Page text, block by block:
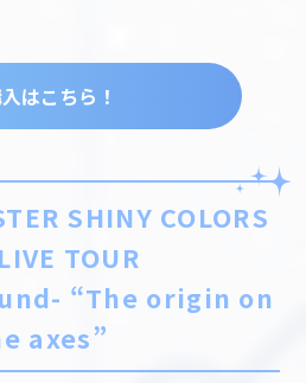
はこちら！
SHINY COLORS
TOUR
“The origin on
axes”